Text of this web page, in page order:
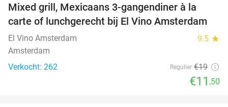
Mixed grill, Mexicaans 3-gangendiner à la
carte of lunchgerecht bij El Vino Amsterdam
El Vino Amsterdam 9.5 star
Amsterdam
Verkocht: 262
Regulier €19
€11 ,50